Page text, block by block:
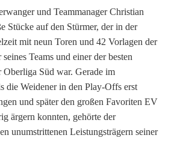
und Teammanager Christian
Stücke auf den Stürmer, der in der
mit neun Toren und 42 Vorlagen der
Teams und einer der besten
Oberliga Süd war. Gerade im
die Weidener in den Play-Offs erst
und später den großen Favoriten EV
ärgern konnten, gehörte der
unumstrittenen Leistungsträgern seiner